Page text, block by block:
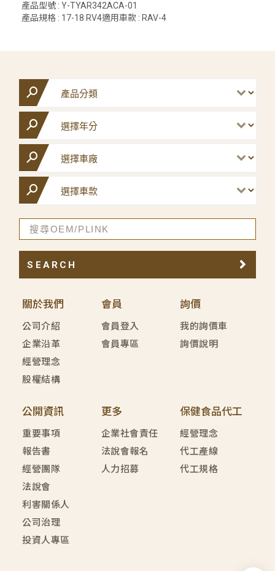
產品型號 : Y-TYAR342ACA-01
產品規格 : 17-18 RV4適用車款 : RAV-4
關於我們
公司介紹
企業沿革
經營理念
股權結構
會員
會員登入
會員專區
詢價
我的詢價車
詢價說明
公開資訊
重要事項
報告書
經營團隊
法說會
利害關係人
公司治理
投資人專區
更多
企業社會責任
法說會報名
人力招募
保健食品代工
經營理念
代工產線
代工規格
SEARCH